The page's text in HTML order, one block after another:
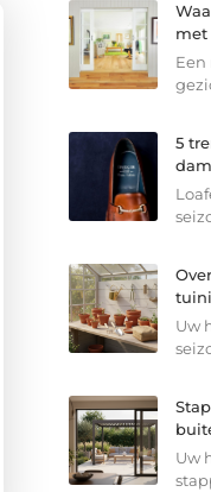
met
5
Uw
Uw